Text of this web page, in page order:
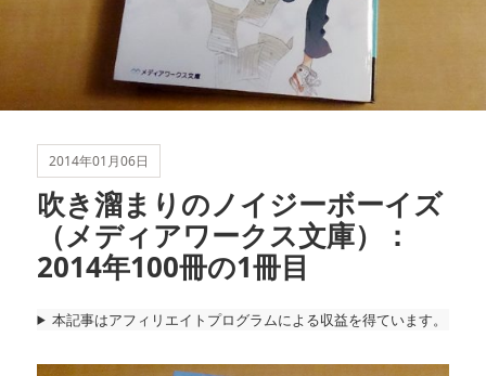
2014年01月06日
吹き溜まりのノイジーボーイズ
（メディアワークス文庫）：
2014年100冊の1冊目
本記事はアフィリエイトプログラムによる収益を得ています。